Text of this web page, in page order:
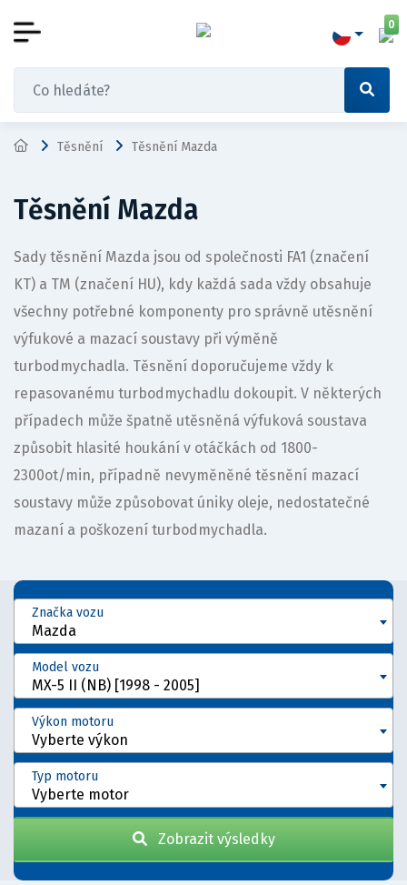
0
Těsnění Těsnění Mazda
Těsnění Mazda
Sady těsnění Mazda jsou od společnosti FA1 (značení
KT) a TM (značení HU), kdy každá sada vždy obsahuje
všechny potřebné komponenty pro správně utěsnění
výfukové a mazací soustavy při výměně
turbodmychadla. Těsnění doporučujeme vždy k
repasovanému turbodmychadlu dokoupit. V některých
případech může špatně utěsněná výfuková soustava
způsobit hlasité houkání v otáčkách od 1800-
2300ot/min, případně nevyměněné těsnění mazací
soustavy může způsobovat úniky oleje, nedostatečné
mazaní a poškození turbodmychadla.
Mazda
Značka vozu
MX-5 II (NB) [1998 - 2005]
Model vozu
Vyberte výkon
Výkon motoru
Vyberte motor
Typ motoru
Zobrazit výsledky